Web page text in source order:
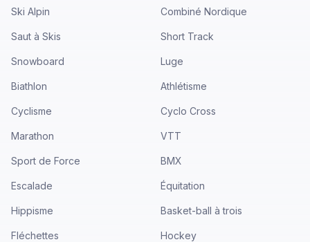
Ski Alpin Combiné Nordique
Saut à Skis Short Track
Snowboard Luge
Biathlon Athlétisme
Cyclisme Cyclo Cross
Marathon VTT
Sport de Force BMX
Escalade Équitation
Hippisme Basket-ball à trois
Fléchettes Hockey